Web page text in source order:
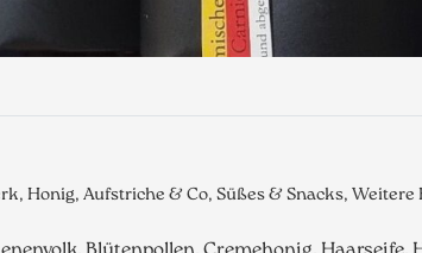
Honig, Aufstriche & Co, Süßes & Snacks,